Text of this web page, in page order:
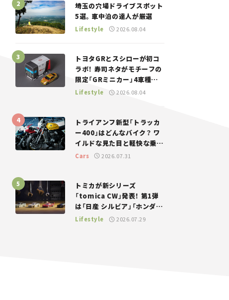
埼玉の穴場ドライブスポット
5選。車中泊の達人が厳選
Lifestyle 2026.08.04
トヨタGRとスシローが初コ
ラボ！ 寿司ネタがモチーフの
限定「GRミニカー」4車種が
登場。入手方法は？【クルマ
Lifestyle 2026.08.04
トライアンフ新型「トラッカ
ー400」はどんなバイク？ ワ
イルドな見た目と軽快な乗り
味を両立した400ccフラット
Cars 2026.07.31
トミカが新シリーズ
「tomica CW」発表！ 第1弾
は「日産 シルビア」「ホンダ
NSX」が登場。世界が注目す
Lifestyle 2026.07.29